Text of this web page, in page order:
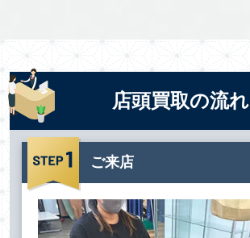
店頭買取の流れ
ご来店